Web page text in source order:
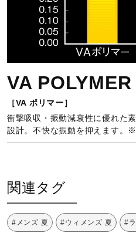
VA POLYMER
［VA ポリマー］
衝撃吸収・振動減衰性に優れた
設計。不快な振動を抑えます。
関連タグ
#メンズ 夏 #ウィメンズ 夏 #